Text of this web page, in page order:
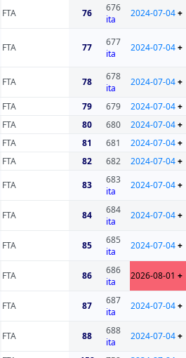
FTA 76
676
ita
2024-07-04+
FTA
77
677
ita
2024-07-04+
FTA 78
678
ita
2024-07-04+
FTA 79 679 2024-07-04+
FTA 80 680 2024-07-04+
FTA 81 681 2024-07-04+
FTA 82 682 2024-07-04+
FTA 83
683
ita
2024-07-04+
FTA 84
684
ita
2024-07-04+
FTA 85
685
ita
2024-07-04+
FTA 86
686
ita
2026-08-01 +
FTA 87
687
ita
2024-07-04+
FTA 88
688
ita
2024-07-04+